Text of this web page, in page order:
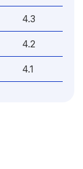
4.3
4.2
4.1